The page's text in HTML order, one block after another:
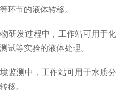
环节的液体转移。
发过程中，工作站可用于化
试等实验的液体处理。
测中，工作站可用于水质分
移。